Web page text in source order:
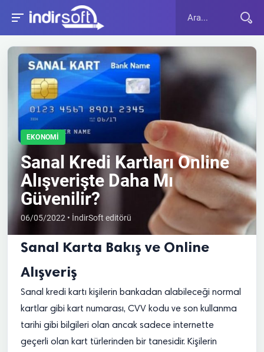
EKONOMI
Sanal Kredi Kartları Online
Alışverişte Daha Mı
Güvenilir?
06/05/2022 • İndirSoft editörü
Sanal Karta Bakış ve Online
Alışveriş
Sanal kredi kartı kişilerin bankadan alabileceği normal
kartlar gibi kart numarası, CVV kodu ve son kullanma
tarihi gibi bilgileri olan ancak sadece internette
geçerli olan kart türlerinden bir tanesidir. Kişilerin